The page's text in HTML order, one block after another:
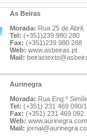
As Beiras
Morada: Rua 25 de
Tel: (+351)239 980 280
Fax: (+351)239 980 288
Web: www.asbeiras.pt
Mail:
Aurinegra
Morada: Rua Eng.º
Tel: (+351) 231 469 090/1
Fax: (+351) 231 469 092
Web: www.aurinegra.com
Mail: